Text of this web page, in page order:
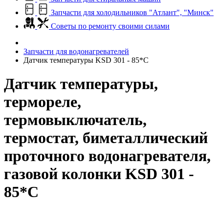
Запчасти для холодильников "Атлант", "Минск"
Советы по ремонту своими силами
Запчасти для водонагревателей
Датчик температуры KSD 301 - 85*C
Датчик температуры,
термореле,
термовыключатель,
термостат, биметаллический
проточного водонагревателя,
газовой колонки KSD 301 -
85*C